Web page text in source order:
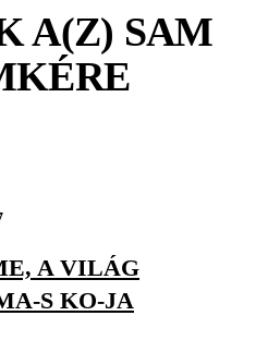
A(Z) SAM
A VILÁG
S KO-JA